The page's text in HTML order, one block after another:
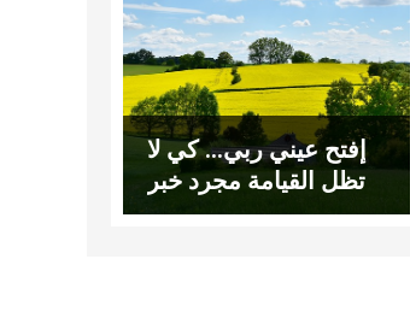
إفتح عيني ربي… كي لا
تظل القيامة مجرد خبر